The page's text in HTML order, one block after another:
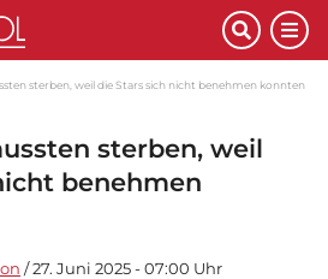
sterben, weil die Stars sich nicht benehmen konnten
sterben, weil
benehmen
/ 27. Juni 2025 - 07:00 Uhr